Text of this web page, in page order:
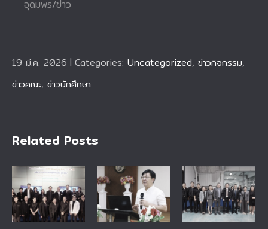
อุดมพร/ข่าว
19 มี.ค. 2026 | Categories: Uncategorized, ข่าวกิจกรรม,
ข่าวคณะ, ข่าวนักศึกษา
Related Posts